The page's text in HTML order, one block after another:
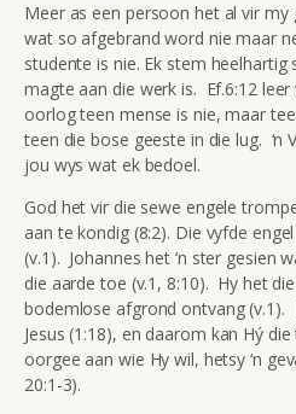
Meer as een persoon het al vir my
wat so afgebrand word nie maar
studente is nie. Ek stem
magte aan die werk is. Ef.6:12 leer
oorlog teen mense is nie, maar
teen die bose geeste in die lug. ‘n
jou wys wat ek bedoel.
God het vir die sewe engele
aan te kondig (8:2). Die vyfde
(v.1). Johannes het ‘n ster gesien
die aarde toe (v.1, 8:10). Hy het
bodemlose afgrond ontvang (v.1).
Jesus (1:18), en daarom kan Hý
oorgee aan wie Hy wil, hetsy ‘n
20:1-3).